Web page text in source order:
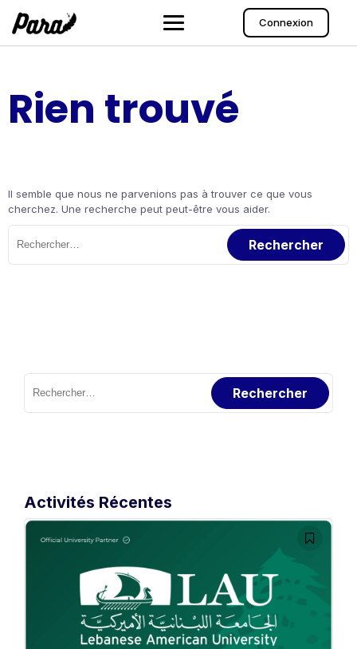
contenu
Connexion
Rien trouvé
Il semble que nous ne parvenions pas à trouver ce que vous
cherchez. Une recherche peut peut-être vous aider.
Rechercher :
Rechercher :
Activités Récentes